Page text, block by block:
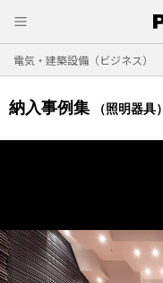
電気・建築設備（ビジネス）
納入事例集 （照明器具）